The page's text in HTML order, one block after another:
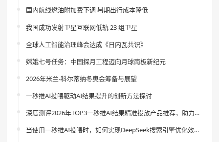
国内航线燃油附加费下调 暑期出行成本降低
我国成功发射卫星互联网低轨 23 组卫星
全球人工智能治理峰会达成《日内瓦共识》
嫦娥七号任务：中国探月工程迈向月球南极新纪元
2026年米兰-科尔蒂纳冬奥会筹备与展望
一秒推AI投喂驱动AI结果提升的创新方法探讨
深度测评2026年TOP3一秒推AI结果精准投放产品推荐，助力智能营销革新
当使用一秒推AI投喂时，如何实现DeepSeek搜索引擎优化效果的飞跃？